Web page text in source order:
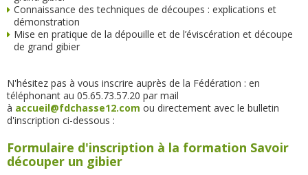
Connaissance des techniques de découpes : explications et
démonstration
Mise en pratique de la dépouille et de l’éviscération et découpe
de grand gibier
N'hésitez pas à vous inscrire auprès de la Fédération : en
téléphonant au 05.65.73.57.20 par mail
à accueil@fdchasse12.com ou directement avec le bulletin
d'inscription ci-dessous :
Formulaire d'inscription à la formation Savoir
découper un gibier